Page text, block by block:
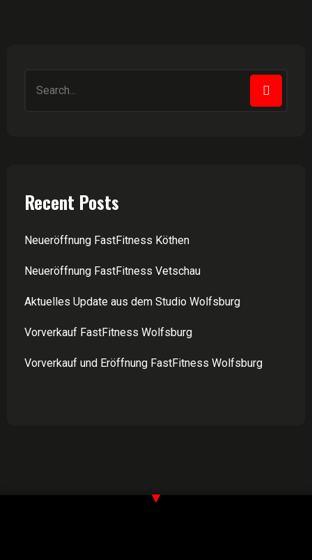
Recent Posts
Neueröffnung FastFitness Köthen
Neueröffnung FastFitness Vetschau
Aktuelles Update aus dem Studio Wolfsburg
Vorverkauf FastFitness Wolfsburg
Vorverkauf und Eröffnung FastFitness Wolfsburg